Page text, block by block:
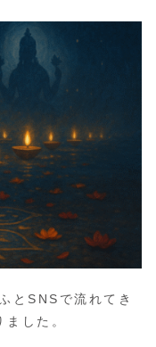
とSNSで流れてき
した。